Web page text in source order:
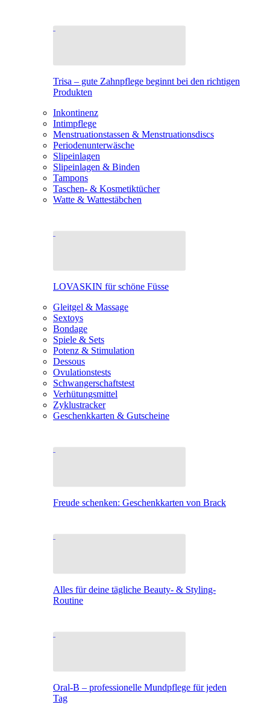
Trisa – gute Zahnpflege beginnt bei den richtigen
Produkten
Inkontinenz
Intimpflege
Menstruationstassen & Menstruationsdiscs
Periodenunterwäsche
Slipeinlagen
Slipeinlagen & Binden
Tampons
Taschen- & Kosmetiktücher
Watte & Wattestäbchen
LOVASKIN für schöne Füsse
Gleitgel & Massage
Sextoys
Bondage
Spiele & Sets
Potenz & Stimulation
Dessous
Ovulationstests
Schwangerschaftstest
Verhütungsmittel
Zyklustracker
Geschenkkarten & Gutscheine
Freude schenken: Geschenkkarten von Brack
Alles für deine tägliche Beauty- & Styling-
Routine
Oral-B – professionelle Mundpflege für jeden
Tag